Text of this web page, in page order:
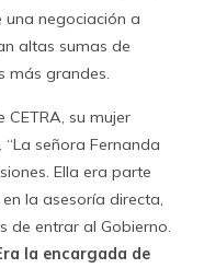
del
CUT a
es una institución de
salesianos a fines
estudios